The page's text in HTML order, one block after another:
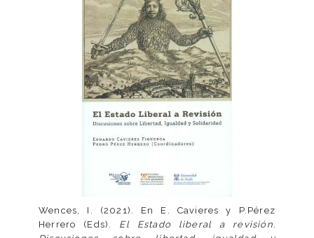
Wences, I. (2021). En E. Cavieres y P.Pérez
Herrero (Eds). El Estado liberal a revisión.